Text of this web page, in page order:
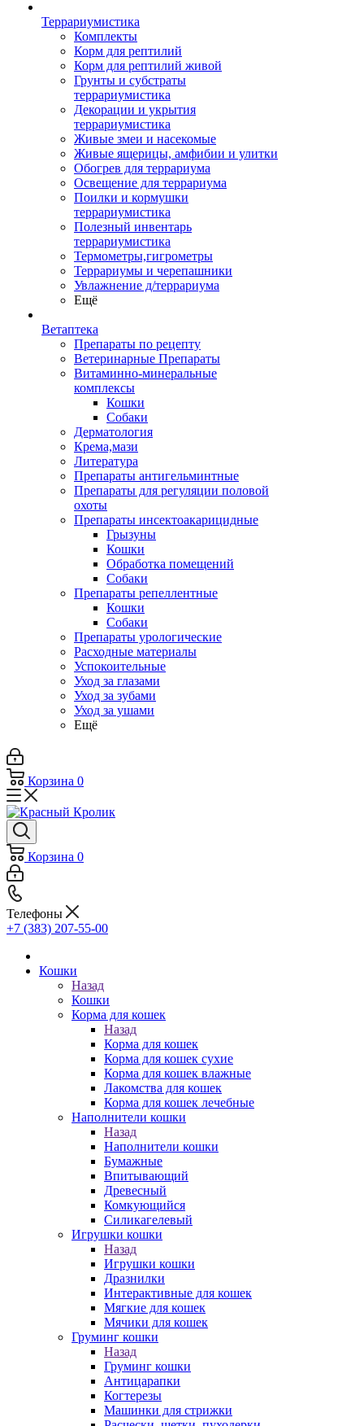
Террариумистика
Комплекты
Корм для рептилий
Корм для рептилий живой
Грунты и субстраты
террариумистика
Декорации и укрытия
террариумистика
Живые змеи и насекомые
Живые ящерицы, амфибии и улитки
Обогрев для террариума
Освещение для террариума
Поилки и кормушки
террариумистика
Полезный инвентарь
террариумистика
Термометры,гигрометры
Террариумы и черепашники
Увлажнение д/террариума
Ещё
Ветаптека
Препараты по рецепту
Ветеринарные Препараты
Витаминно-минеральные
комплексы
Кошки
Собаки
Дерматология
Крема,мази
Литература
Препараты антигельминтные
Препараты для регуляции половой
охоты
Препараты инсектоакарицидные
Грызуны
Кошки
Обработка помещений
Собаки
Препараты репеллентные
Кошки
Собаки
Препараты урологические
Расходные материалы
Успокоительные
Уход за глазами
Уход за зубами
Уход за ушами
Ещё
Корзина 0
Корзина 0
Телефоны
+7 (383) 207-55-00
Кошки
Назад
Кошки
Корма для кошек
Назад
Корма для кошек
Корма для кошек сухие
Корма для кошек влажные
Лакомства для кошек
Корма для кошек лечебные
Наполнители кошки
Назад
Наполнители кошки
Бумажные
Впитывающий
Древесный
Комкующийся
Силикагелевый
Игрушки кошки
Назад
Игрушки кошки
Дразнилки
Интерактивные для кошек
Мягкие для кошек
Мячики для кошек
Груминг кошки
Назад
Груминг кошки
Антицарапки
Когтерезы
Машинки для стрижки